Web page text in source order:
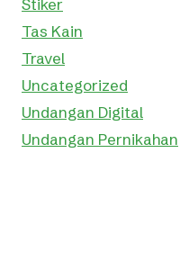
Tas Kain
Travel
Uncategorized
Undangan Digital
Undangan Pernikahan